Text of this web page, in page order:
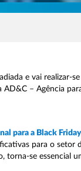
e vai realizar-
– Agência
para a Black
para o
torna-se essencial